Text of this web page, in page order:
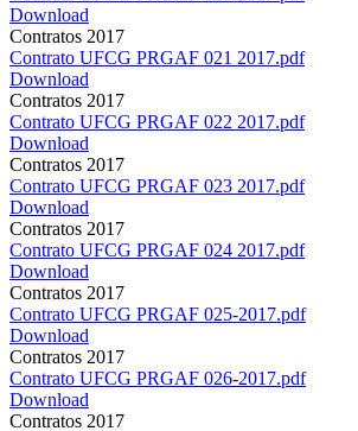
Download
Contratos 2017
Contrato UFCG PRGAF 021 2017.pdf
Download
Contratos 2017
Contrato UFCG PRGAF 022 2017.pdf
Download
Contratos 2017
Contrato UFCG PRGAF 023 2017.pdf
Download
Contratos 2017
Contrato UFCG PRGAF 024 2017.pdf
Download
Contratos 2017
Contrato UFCG PRGAF 025-2017.pdf
Download
Contratos 2017
Contrato UFCG PRGAF 026-2017.pdf
Download
Contratos 2017